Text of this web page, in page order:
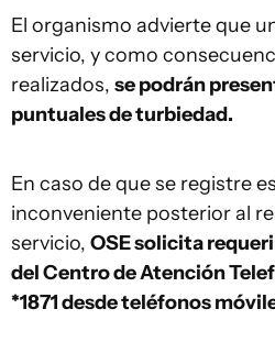
El organismo advierte que
servicio, y como
realizados, se podrán
puntuales de turbiedad.
En caso de que se registre
inconveniente posterior al
servicio, OSE solicita
del Centro de Atención
*1871 desde teléfonos